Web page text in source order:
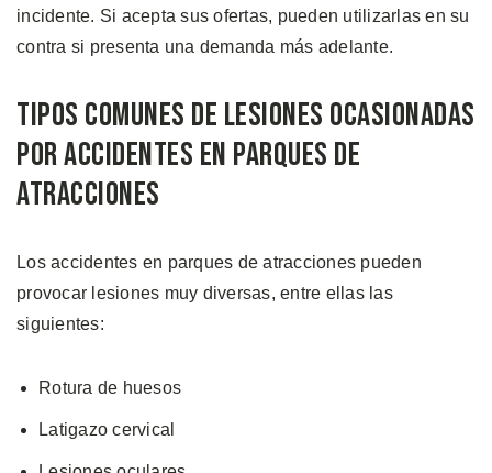
incidente. Si acepta sus ofertas, pueden utilizarlas en su
contra si presenta una demanda más adelante.
Tipos Comunes de Lesiones Ocasionadas
por Accidentes en Parques de
Atracciones
Los accidentes en parques de atracciones pueden
provocar lesiones muy diversas, entre ellas las
siguientes:
Rotura de huesos
Latigazo cervical